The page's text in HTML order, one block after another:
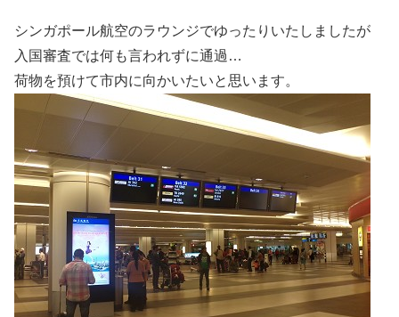
シンガポール航空のラウンジでゆったりいたしましたが
入国審査では何も言われずに通過…
荷物を預けて市内に向かいたいと思います。